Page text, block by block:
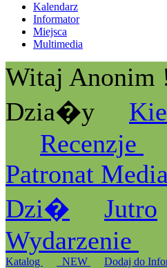
Kalendarz
Informator
Miejsca
Multimedia
Witaj Anonim
Dzia�y
Recenzje
Patronat
Dzi�
Jutro
Wydarzenie
Katalog _NEW Dodaj do